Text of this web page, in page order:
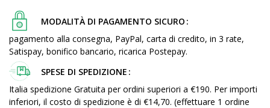
MODALITÀ DI PAGAMENTO SICURO
pagamento alla consegna, PayPal, carta di credito, in 3 rate,
Satispay, bonifico bancario, ricarica Postepay.
SPESE DI SPEDIZIONE
Italia spedizione Gratuita per ordini superiori a €190. Per importi
inferiori, il costo di spedizione è di €14,70. (effettuare 1 ordine